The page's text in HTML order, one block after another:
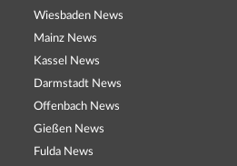
Wiesbaden News
Mainz News
Kassel News
Darmstadt News
Offenbach News
Gießen News
Fulda News